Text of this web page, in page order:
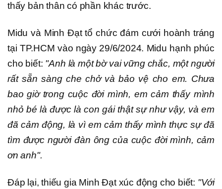
thấy bản thân có phần khác trước.
Midu và Minh Đạt tổ chức đám cưới hoành tráng
tại TP.HCM vào ngày 29/6/2024. Midu hạnh phúc
cho biết: "Anh là một bờ vai vững chắc, một người
rất sẵn sàng che chở và bảo vệ cho em. Chưa
bao giờ trong cuộc đời mình, em cảm thấy mình
nhỏ bé là được là con gái thật sự như vậy, và em
đã cảm động, là vì em cảm thấy mình thực sự đã
tìm được người đàn ông của cuộc đời mình, cảm
ơn anh".
Đáp lại, thiếu gia Minh Đạt xúc động cho biết: "Với